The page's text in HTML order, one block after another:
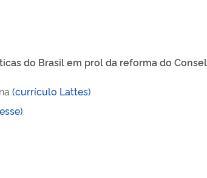
do Brasil em prol da reforma do
(currículo Lattes)